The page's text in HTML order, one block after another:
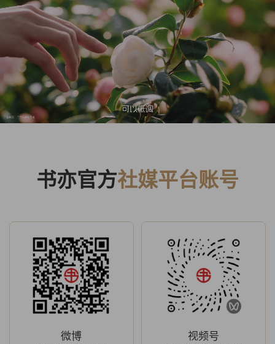
书亦官方社媒平台账号
微博 视频号